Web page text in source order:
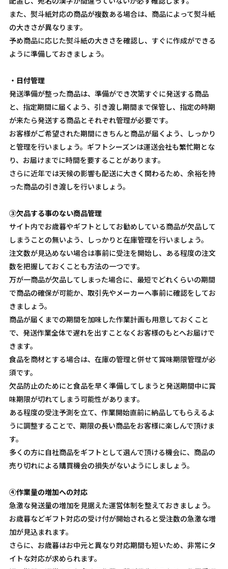
また、熨斗紙対応の商品が複数ある場合は、商品によって熨斗紙
の大きさが異なります。
予め商品に応じた熨斗紙の大きさを確認し、すぐに作成ができる
ように準備しておきましょう。
・日付管理
発送準備が整った商品は、準備ができ次第すぐに発送する商品
と、指定期間に届くよう、引き渡し期間まで保管し、指定の時期
が来たら発送する商品とそれぞれ管理が必要です。
お客様がご希望された期間にきちんと商品が届くよう、しっかり
と管理を行いましょう。ギフトシーズンは運送会社も繁忙期とな
り、お届けまでに時間を要することがあります。
さらに近年では天候の影響も配送に大きく関わるため、余裕を持
った商品の引き渡しを行いましょう。
③欠品する事のない商品管理
サイト内でお歳暮やギフトとしてお勧めしている商品が欠品して
しまうことの無いよう、しっかりと在庫管理を行いましょう。
注文数が見込めない場合は事前に受注を開始し、ある程度の注文
数を把握しておくことも方法の一つです。
万が一商品が欠品してしまった場合に、最短でどれくらいの期間
で商品の確保が可能か、取引先やメーカーへ事前に確認をしてお
きましょう。
商品が届くまでの期間を加味した作業計画も用意しておくこと
で、発送作業全体で遅れを出すことなくお客様のもとへお届けで
きます。
食品を商材とする場合は、在庫の管理と併せて賞味期限管理が必
須です。
欠品防止のためにと食品を早く準備してしまうと発送期間中に賞
味期限が切れてしまう可能性があります。
ある程度の受注予測を立て、作業開始直前に納品してもらえるよ
うに調整することで、期限の長い商品をお客様に楽しんで頂けま
す。
多くの方に自社商品をギフトとして選んで頂ける機会に、商品の
売り切れによる購買機会の損失がないようにしましょう。
④作業量の増加への対応
急激な発送量の増加を見据えた運営体制を整えておきましょう。
お歳暮などギフト対応の受け付が開始されると受注数の急激な増
加が見込まれます。
さらに、お歳暮はお中元と異なり対応期間も短いため、非常にタ
イトな対応が求められます。